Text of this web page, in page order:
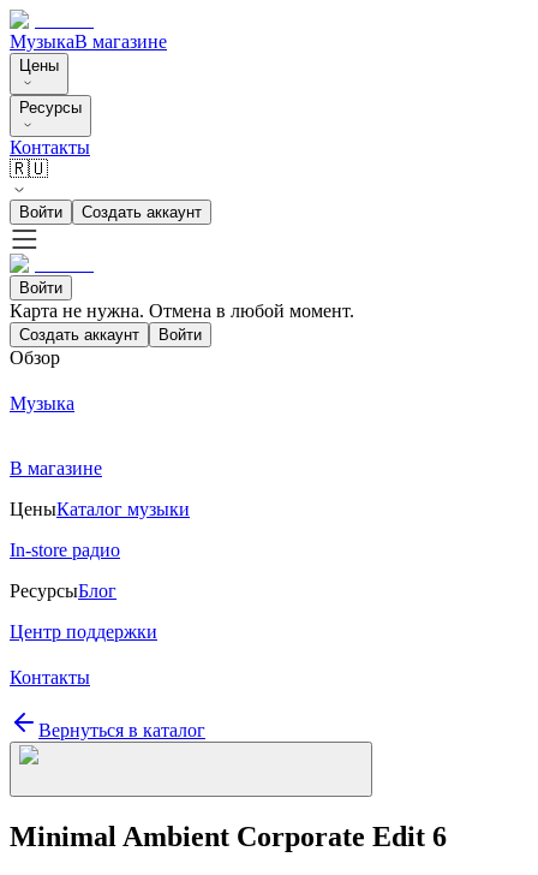
МузыкаВ магазине
Цены
Ресурсы
Контакты
🇷🇺
Войти Создать аккаунт
Войти
Карта не нужна. Отмена в любой момент.
Создать аккаунт Войти
Обзор
Музыка
В магазине
ЦеныКаталог музыки
In-store радио
РесурсыБлог
Центр поддержки
Контакты
Вернуться в каталог
Minimal Ambient Corporate Edit 6